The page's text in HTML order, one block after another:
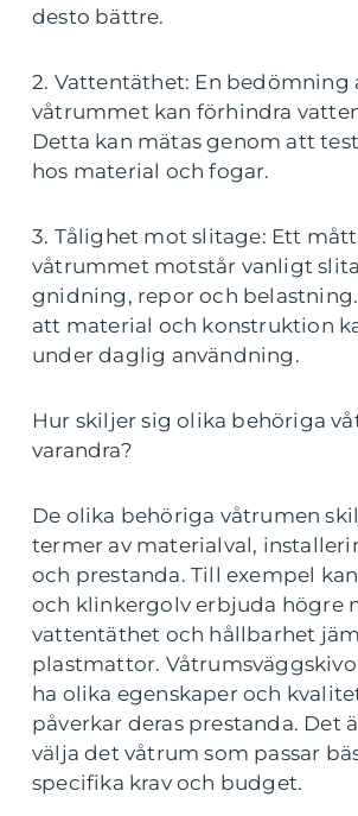
desto bättre.
2. Vattentäthet: En bedömning
våtrummet kan förhindra
Detta kan mätas genom att
hos material och fogar.
3. Tålighet mot slitage: Ett
våtrummet motstår vanligt
gnidning, repor och
att material och konstruktion
under daglig användning.
Hur skiljer sig olika behöriga
varandra?
De olika behöriga våtrumen
termer av materialval,
och prestanda. Till exempel
och klinkergolv erbjuda högre
vattentäthet och hållbarhet
plastmattor.
ha olika egenskaper och
påverkar deras prestanda. Det
välja det våtrum som passar
specifika krav och budget.